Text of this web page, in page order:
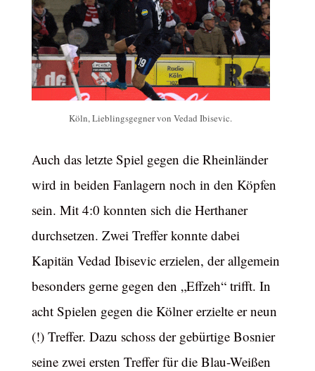
Köln, Lieblingsgegner von Vedad Ibisevic.
Auch das letzte Spiel gegen die Rheinländer
wird in beiden Fanlagern noch in den Köpfen
sein. Mit 4:0 konnten sich die Herthaner
durchsetzen. Zwei Treffer konnte dabei
Kapitän Vedad Ibisevic erzielen, der allgemein
besonders gerne gegen den „Effzeh“ trifft. In
acht Spielen gegen die Kölner erzielte er neun
(!) Treffer. Dazu schoss der gebürtige Bosnier
seine zwei ersten Treffer für die Blau-Weißen